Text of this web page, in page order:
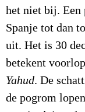
het niet bij.
Spanje tot dan
uit. Het is 30
betekent
Yahud. De
de pogrom